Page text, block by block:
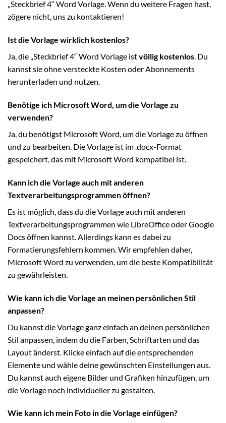
„Steckbrief 4“ Word Vorlage. Wenn du weitere Fragen hast,
zögere nicht, uns zu kontaktieren!
Ist die Vorlage wirklich kostenlos?
Ja, die „Steckbrief 4“ Word Vorlage istvöllig kostenlos. Du
kannst sie ohne versteckte Kosten oder Abonnements
herunterladen und nutzen.
Benötige ich Microsoft Word, um die Vorlage zu
verwenden?
Ja, du benötigst Microsoft Word, um die Vorlage zu öffnen
und zu bearbeiten. Die Vorlage ist im .docx-Format
gespeichert, das mit Microsoft Word kompatibel ist.
Kann ich die Vorlage auch mit anderen
Textverarbeitungsprogrammen öffnen?
Es ist möglich, dass du die Vorlage auch mit anderen
Textverarbeitungsprogrammen wie LibreOffice oder Google
Docs öffnen kannst. Allerdings kann es dabei zu
Formatierungsfehlern kommen. Wir empfehlen daher,
Microsoft Word zu verwenden, um die beste Kompatibilität
zu gewährleisten.
Wie kann ich die Vorlage an meinen persönlichen Stil
anpassen?
Du kannst die Vorlage ganz einfach an deinen persönlichen
Stil anpassen, indem du die Farben, Schriftarten und das
Layout änderst. Klicke einfach auf die entsprechenden
Elemente und wähle deine gewünschten Einstellungen aus.
Du kannst auch eigene Bilder und Grafiken hinzufügen, um
die Vorlage noch individueller zu gestalten.
Wie kann ich mein Foto in die Vorlage einfügen?